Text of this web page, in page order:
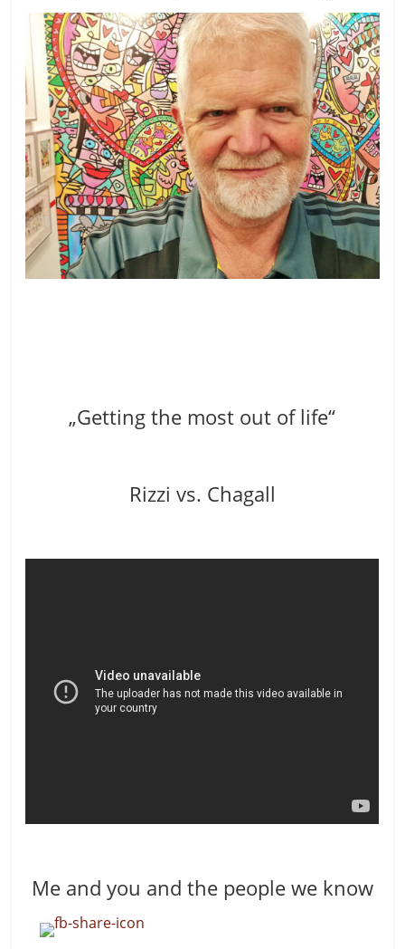
„Getting the most out of life“
Rizzi vs. Chagall
Me and you and the people we know